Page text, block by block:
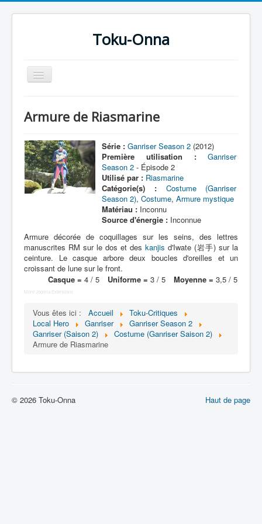
Toku-Onna
Basculer
la
Toku-Actrices
Toku-Critiques
Séries
Films
Artiste Asperger
Lexique
Tetsujin Ganriser Season 2 (鉄神
fer Ganriser Saison 2
Série
Lieux
Armure de Riasmarine
Série : Ganriser Season 2 (2012)
Première utilisation :
Ganriser
Season 2 - Épisode 2
Utilisé par : Riasmarine
Catégorie(s) :
Costume (Ganriser
Season 2),Costume,Armure mystique
Matériau : Inconnu
Source d'énergie : Inconnue
Armure décorée de coquillages sur les seins, des lettres
manuscrites RM sur le dos et des kanjis d'Iwate (岩手) sur la
ceinture. Le casque arbore deux boucles d'oreilles et un
croissant de lune sur le front.
Casque = 4 / 5 Uniforme = 3 / 5 Moyenne = 3,5 / 5
More Joomla Extensions
Vous êtes ici : Accueil
Toku-Critiques
Local Hero
Ganriser
Ganriser Season 2
Ganriser (Saison 2)
Costume (Ganriser Saison 2)
Armure de Riasmarine
Haut de page
© 2026 Toku-Onna